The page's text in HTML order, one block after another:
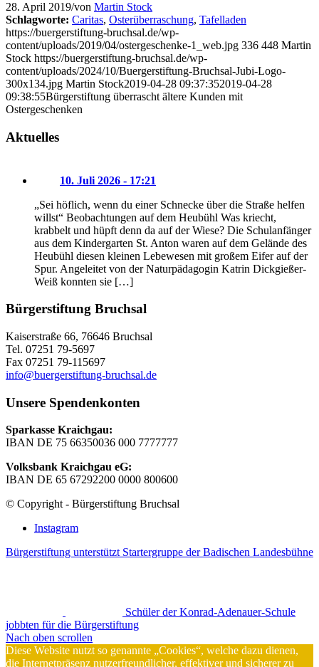
28. April 2019/von Martin Stock
Schlagworte: Caritas, Osterüberraschung, Tafelladen
https://buergerstiftung-bruchsal.de/wp-
content/uploads/2019/04/ostergeschenke-1_web.jpg 336 448 Martin
Stock https://buergerstiftung-bruchsal.de/wp-
content/uploads/2024/10/Buergerstiftung-Bruchsal-Jubi-Logo-
300x134.jpg Martin Stock2019-04-28 09:37:352019-04-28
09:38:55Bürgerstiftung überrascht ältere Kunden mit
Ostergeschenken
Aktuelles
10. Juli 2026 - 17:21
„Sei höflich, wenn du einer Schnecke über die Straße helfen
willst“ Beobachtungen auf dem Heubühl Was kriecht,
krabbelt und hüpft denn da auf der Wiese? Die Schulanfänger
aus dem Kindergarten St. Anton waren auf dem Gelände des
Heubühl diesen kleinen Lebewesen mit großem Eifer auf der
Spur. Angeleitet von der Naturpädagogin Katrin Dickgießer-
Weiß konnten sie […]
Bürgerstiftung Bruchsal
Kaiserstraße 66, 76646 Bruchsal
Tel. 07251 79-5697
Fax 07251 79-115697
info@buergerstiftung-bruchsal.de
Unsere Spendenkonten
Sparkasse Kraichgau:
IBAN DE 75 66350036 000 7777777
Volksbank Kraichgau eG:
IBAN DE 65 67292200 0000 800600
© Copyright - Bürgerstiftung Bruchsal
Instagram
Bürgerstiftung unterstützt Startergruppe der Badischen Landesbühne
Schüler der Konrad-Adenauer-Schule
jobbten für die Bürgerstiftung
Nach oben scrollen
Diese Website nutzt so genannte „Cookies“, welche dazu dienen,
die Internetpräsenz nutzerfreundlicher, effektiver und sicherer zu